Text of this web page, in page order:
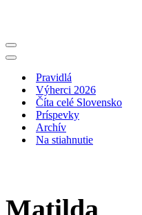
Menu
navigácie
Menu
navigáciePravidlá
Výherci 2026
Číta celé Slovensko
Príspevky
Archív
Na stiahnutie